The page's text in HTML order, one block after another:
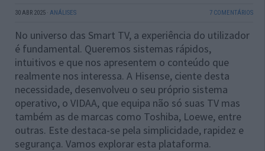
30 ABR 2025 · ANÁLISES 7 COMENTÁRIOS
No universo das Smart TV, a experiência do utilizador
é fundamental. Queremos sistemas rápidos,
intuitivos e que nos apresentem o conteúdo que
realmente nos interessa. A Hisense, ciente desta
necessidade, desenvolveu o seu próprio sistema
operativo, o VIDAA, que equipa não só suas TV mas
também as de marcas como Toshiba, Loewe, entre
outras. Este destaca-se pela simplicidade, rapidez e
segurança. Vamos explorar esta plataforma.